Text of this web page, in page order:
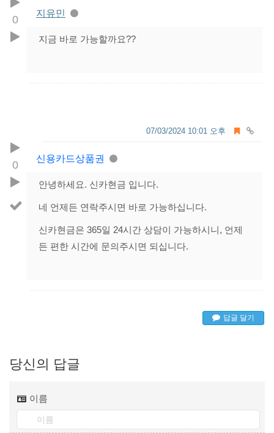
0
지유민
지금 바로 가능할까요??
0
07/03/2024 10:01 오후
신용카드상품권
안녕하세요. 신카현금 입니다.
네 언제든 연락주시면 바로 가능하십니다.
신카현금은 365일 24시간 상담이 가능하시니, 언제
든 편한 시간에 문의주시면 되십니다.
답글 달기
당신의 답글
이름